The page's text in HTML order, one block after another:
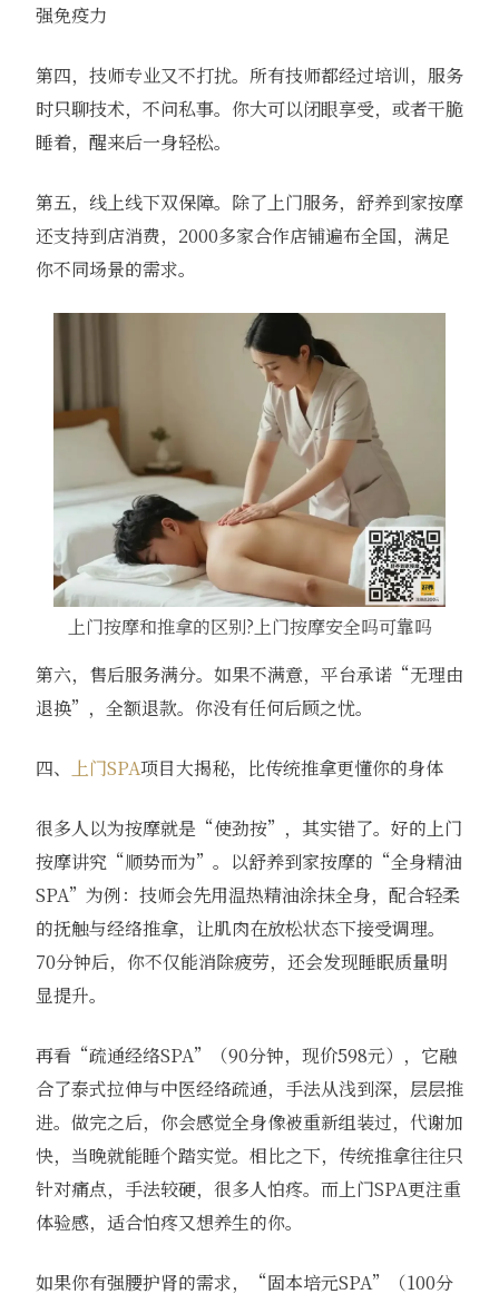
强免疫力
第四，技师专业又不打扰。所有技师都经过培训，服务
时只聊技术，不问私事。你大可以闭眼享受，或者干脆
睡着，醒来后一身轻松。
第五，线上线下双保障。除了上门服务，舒养到家按摩
还支持到店消费，2000多家合作店铺遍布全国，满足
你不同场景的需求。
上门按摩和推拿的区别?上门按摩安全吗可靠吗
第六，售后服务满分。如果不满意，平台承诺“无理由
退换”，全额退款。你没有任何后顾之忧。
四、 上门SPA项目大揭秘，比传统推拿更懂你的身体
很多人以为按摩就是“使劲按”，其实错了。好的上门
按摩讲究“顺势而为”。以舒养到家按摩的“全身精油
SPA”为例：技师会先用温热精油涂抹全身，配合轻柔
的抚触与经络推拿，让肌肉在放松状态下接受调理。
70分钟后，你不仅能消除疲劳，还会发现睡眠质量明
显提升。
再看“疏通经络SPA”（90分钟，现价598元），它融
合了泰式拉伸与中医经络疏通，手法从浅到深，层层推
进。做完之后，你会感觉全身像被重新组装过，代谢加
快，当晚就能睡个踏实觉。相比之下，传统推拿往往只
针对痛点，手法较硬，很多人怕疼。而上门SPA更注重
体验感，适合怕疼又想养生的你。
如果你有强腰护肾的需求，“固本培元SPA”（100分